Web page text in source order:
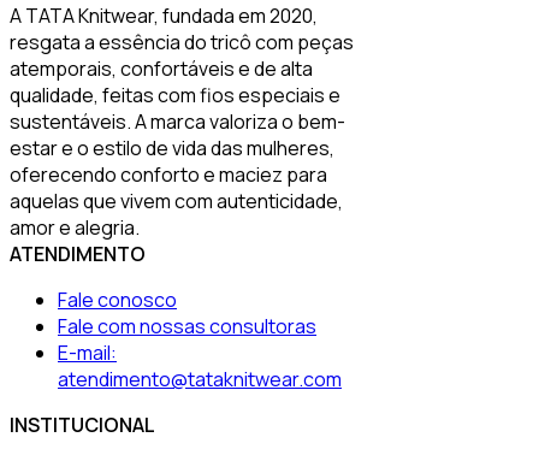
A TATA Knitwear, fundada em 2020,
resgata a essência do tricô com peças
atemporais, confortáveis e de alta
qualidade, feitas com fios especiais e
sustentáveis. A marca valoriza o bem-
estar e o estilo de vida das mulheres,
oferecendo conforto e maciez para
aquelas que vivem com autenticidade,
amor e alegria.
ATENDIMENTO
Fale conosco
Fale com nossas consultoras
E-mail:
atendimento@tataknitwear.com
INSTITUCIONAL